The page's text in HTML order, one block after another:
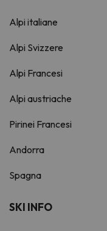
Alpi italiane
Alpi Svizzere
Alpi Francesi
Alpi austriache
Pirinei Francesi
Andorra
Spagna
SKI INFO